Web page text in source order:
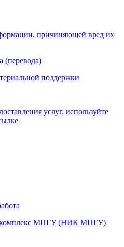
причиняющей вред их
(перевода)
поддержки
услуг, используйте
комплекс МПГУ (НИК МПГУ)